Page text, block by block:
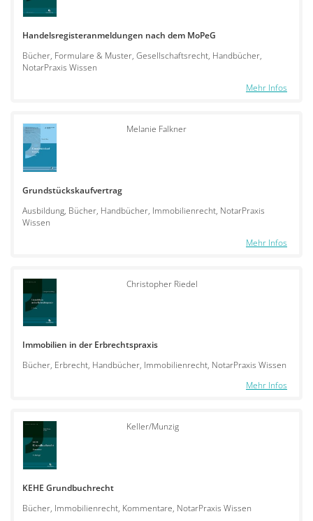
Handelsregisteranmeldungen nach dem MoPeG
Bücher, Formulare & Muster, Gesellschaftsrecht, Handbücher,
NotarPraxis Wissen
Mehr Infos
Melanie Falkner
Grundstückskaufvertrag
Ausbildung, Bücher, Handbücher, Immobilienrecht, NotarPraxis
Wissen
Mehr Infos
Christopher Riedel
Immobilien in der Erbrechtspraxis
Bücher, Erbrecht, Handbücher, Immobilienrecht, NotarPraxis Wissen
Mehr Infos
Keller/Munzig
KEHE Grundbuchrecht
Bücher, Immobilienrecht, Kommentare, NotarPraxis Wissen